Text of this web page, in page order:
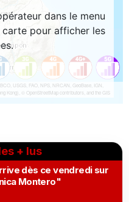
+ lus
dès ce vendredi sur
Montero"